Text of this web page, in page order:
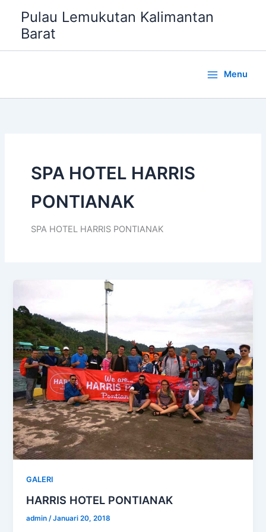
konten
Pulau Lemukutan Kalimantan
Barat
Menu
SPA HOTEL HARRIS
PONTIANAK
SPA HOTEL HARRIS PONTIANAK
GALERI
HARRIS HOTEL PONTIANAK
admin/Januari 20, 2018